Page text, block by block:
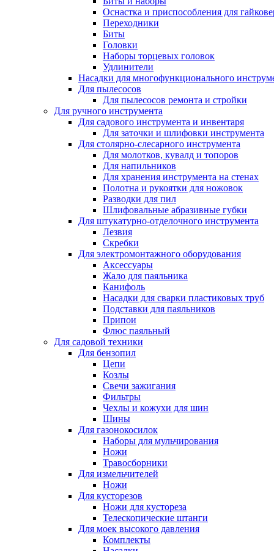
Оснастка и приспособления для
Переходники
Биты
Головки
Наборы торцевых головок
Удлинители
Насадки для многофункционального
Для пылесосов
Для пылесосов ремонта и стройки
Для ручного инструмента
Для садового инструмента и инвентаря
Для заточки и шлифовки инструмента
Для столярно-слесарного инструмента
Для молотков, кувалд и топоров
Для напильников
Для хранения инструмента на стенах
Полотна и рукоятки для ножовок
Разводки для пил
Шлифовальные абразивные губки
Для штукатурно-отделочного инструмента
Лезвия
Скребки
Для электромонтажного оборудования
Аксессуары
Жало для паяльника
Канифоль
Насадки для сварки пластиковых труб
Подставки для паяльников
Припои
Флюс паяльный
Для садовой техники
Для бензопил
Цепи
Козлы
Свечи зажигания
Фильтры
Чехлы и кожухи для шин
Шины
Для газонокосилок
Наборы для мульчирования
Ножи
Травосборники
Для измельчителей
Ножи
Для кусторезов
Ножи для кустореза
Телескопические штанги
Для моек высокого давления
Комплекты